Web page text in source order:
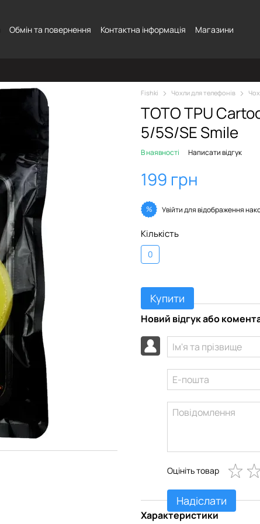
Обмін та повернення Контактна інформація Магазини
Fishki Чохли для телефонів
TOTO TPU
5/5S/SE Smile
В наявності Написати відгук
199 грн
% Увійтидля відображення
Кількість
0
Купити
Новий відгук або
Оцініть товар
Надіслати
Характеристики